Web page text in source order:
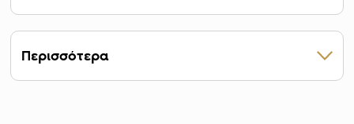
ΒΑΡΟΣ 7,988 g
ΚΑΘΑΡΟΤΗΤΑ 22 καράτια
ΕΤΟΣ ΚΥΚΛΟΦΟΡΙΑΣ 1838-1887
ΔΙΑΜΕΤΡΟΣ 22,05 mm
Περισσότερα